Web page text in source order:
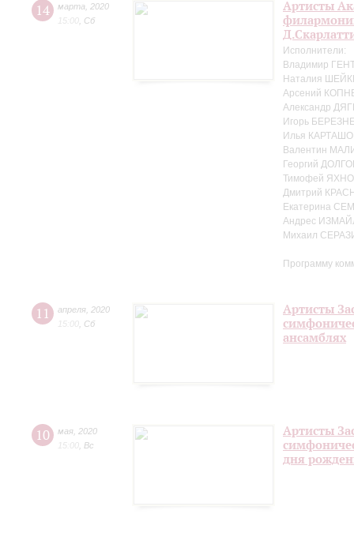
14 марта
2020
15:00 Сб
Артисты
Исполнители:
Владимир
Наталия
Арсений
Александр
Игорь
Илья
Валентин
Георгий
Тимофей
Дмитрий
Екатерина
Андрес
Михаил
Программу
11 апреля 2020
15:00 Сб
Артисты
ансамблях
10 мая 2020
15:00 Вс
Артисты
дня